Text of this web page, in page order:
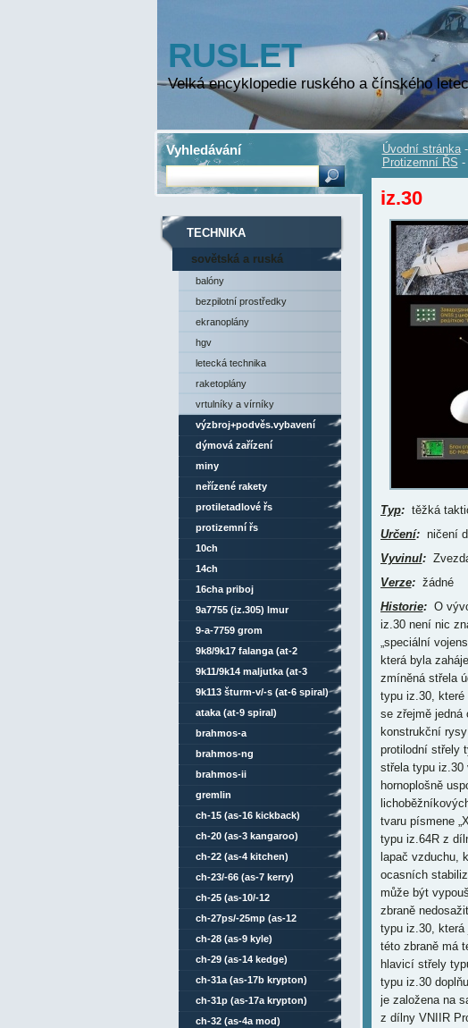
RUSLET
Velká encyklopedie ruského a čínského
Úvodní stránka -
Protizemní ŘS -
iz.30
Typ:těžká
Určení:ničení
Vyvinul:
Verze:žádné
Historie:O
iz.30 není nic
„speciální
která byla
zmíněná střela
typu iz.30, které
se zřejmě jedná
konstrukční
protilodní střely
střela typu
hornoplošně
tvaru písmene
typu iz.64R z
lapač vzduchu,
ocasních
může být
zbraně
typu iz.30, která
této zbraně má
hlavicí střely
typu iz.30
je založena na
z dílny VNIIR
TECHNIKA
sovětská a ruská
technika
balóny
bezpilotní prostředky
ekranoplány
hgv
letecká technika
raketoplány
vrtulníky a vírníky
výzbroj+podvěs.vybavení
dýmová zařízení
miny
neřízené rakety
protiletadlové řs
protizemní řs
10ch
14ch
16cha priboj
9a7755 (iz.305) lmur
9-a-7759 grom
9k8/9k17 falanga (at-2
swatter)
9k11/9k14 maljutka (at-3
sagger)
9k113 šturm-v/-s (at-6 spiral)
ataka (at-9 spiral)
brahmos-a
brahmos-ng
brahmos-ii
gremlin
ch-15 (as-16 kickback)
ch-20 (as-3 kangaroo)
ch-22 (as-4 kitchen)
ch-23/-66 (as-7 kerry)
ch-25 (as-10/-12
karen/kegler)
ch-27ps/-25mp (as-12
kegler)
ch-28 (as-9 kyle)
ch-29 (as-14 kedge)
ch-31a (as-17b krypton)
ch-31p (as-17a krypton)
ch-32 (as-4a mod)
Vyhledávání